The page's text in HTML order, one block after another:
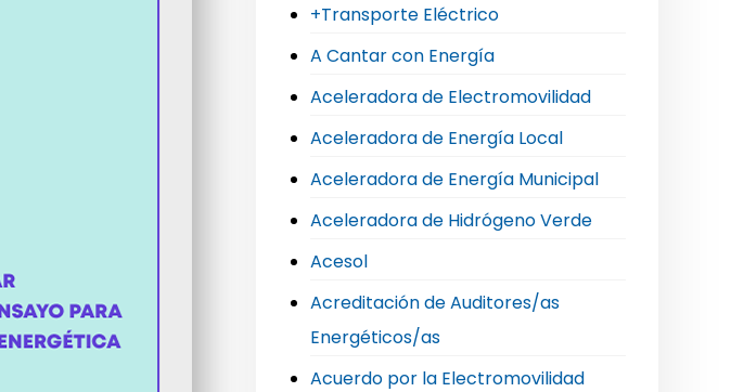
+Transporte Eléctrico
A Cantar con Energía
Aceleradora de Electromovilidad
Aceleradora de Energía Local
Aceleradora de Energía Municipal
Aceleradora de Hidrógeno Verde
Acesol
Acreditación de Auditores/as
Energéticos/as
Acuerdo por la Electromovilidad